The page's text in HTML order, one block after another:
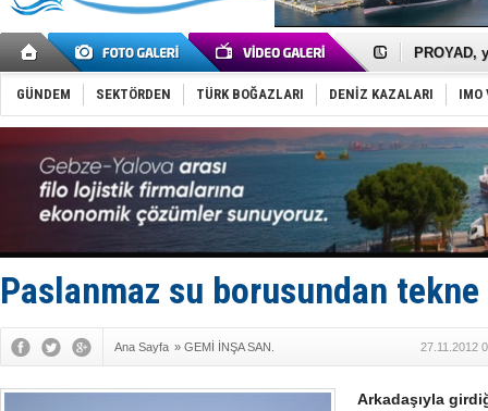
İTU AUV,
PROYAD,
Türkiye-
Türk
Deniz
DÖDER,
Fairline,
Baltık
Runit
Limana
Türk
Hüseyin
Med
GÜNDEM SEKTÖRDEN TÜRK BOĞAZLARI DENİZ KAZALARI IMO
Paslanmaz su borusundan tekne
Ana Sayfa » GEMİ İNŞA SAN. 27.11.2012
Arkadaşıyla